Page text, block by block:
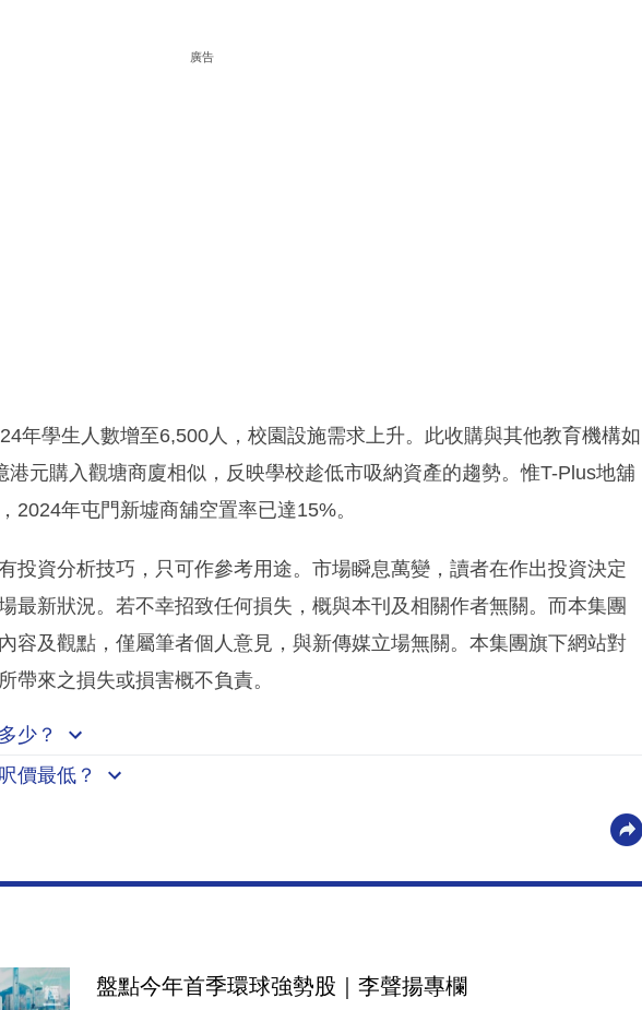
廣告
年學生人數增至6,500人，校園設施需求上升。此收購與其他教育機構如
元購入觀塘商廈相似，反映學校趁低市吸納資產的趨勢。惟T-Plus地舖
2024年屯門新墟商舖空置率已達15%。
投資分析技巧，只可作參考用途。市場瞬息萬變，讀者在作出投資決定
最新狀況。若不幸招致任何損失，概與本刊及相關作者無關。而本集團
容及觀點，僅屬筆者個人意見，與新傳媒立場無關。本集團旗下網站對
帶來之損失或損害概不負責。
少？
價最低？
盤點今年首季環球強勢股｜李聲揚專欄